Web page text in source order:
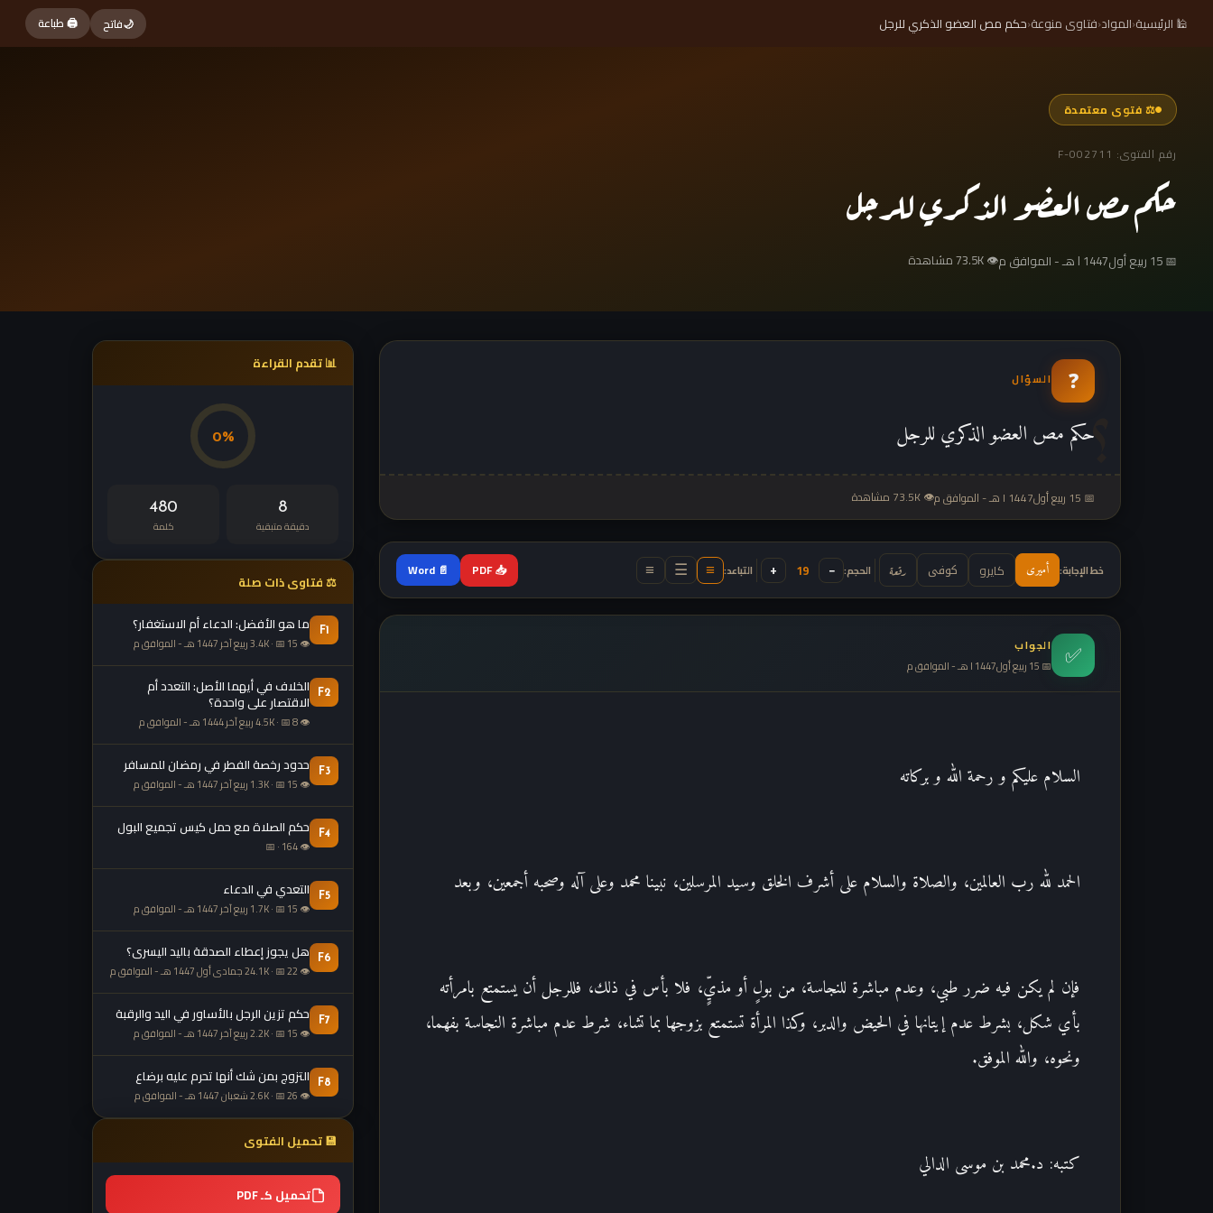
🕌 الرئيسية‹المواد‹فتاوى منوعة‹حكم مص العضو الذكري للرجل 🌙فاتح 🖨 طباعة
⚖ فتوى معتمدة
رقم الفتوى: F-002711
حكم مص العضو الذكري للرجل
📅 15 ربيع أولl 1447 هـ - الموافق م 👁 73.5K مشاهدة
❓ السؤال
حكم مص العضو الذكري للرجل
📅 15 ربيع أولl 1447 هـ - الموافق م 👁 73.5K مشاهدة
خط الإجابة: أميرى كايرو كوفى رقعة الحجم: −
19
+ التباعد: ≡
☰
≡
📥 PDF
📄 Word
✅
الجواب
📅 15 ربيع أولl 1447 هـ - الموافق م
السلام عليكم و رحمة الله و بركاته
الحمد لله رب العالمين، والصلاة والسلام على أشرف الخلق وسيد المرسلين، نبينا محمد وعلى آله وصحبه أجمعين، وبعد
فإن لم يكن فيه ضرر طبي، وعدم مباشرة للنجاسة، من بولٍ أو مذيٍّ، فلا بأس في ذلك، فللرجل أن يستمتع بامرأته
بأي شكل، بشرط عدم إيتانها في الحيض والدبر، وكذا المرأة تستمتع بزوجها بما تشاء، شرط عدم مباشرة النجاسة بفهما،
ونحوه، والله الموفق.
كتبه: د.محمد بن موسى الدالي
📊 تقدم القراءة
0%
8
دقيقة متبقية
480
كلمة
⚖ فتاوى ذات صلة
F1 ما هو الأفضل: الدعاء أم الاستغفار؟
👁 3.4K · 📅 15 ربيع آخر 1447 هـ - الموافق م
F2 الخلاف في أيهما الأصل: التعدد أم
الاقتصار على واحدة؟
👁 4.5K · 📅 8 ربيع آخر 1444 هـ - الموافق م
F3 حدود رخصة الفطر في رمضان للمسافر
👁 1.3K · 📅 15 ربيع آخر 1447 هـ - الموافق م
F4 حكم الصلاة مع حمل كيس تجميع البول
👁 164 · 📅
F5 التعدي في الدعاء
👁 1.7K · 📅 15 ربيع آخر 1447 هـ - الموافق م
F6 هل يجوز إعطاء الصدقة باليد اليسرى؟
👁 24.1K · 📅 22 جمادى أول 1447 هـ - الموافق م
F7 حكم تزين الرجل بالأساور في اليد والرقبة
👁 2.2K · 📅 15 ربيع آخر 1447 هـ - الموافق م
F8 التزوج بمن شك أنها تحرم عليه برضاع
👁 2.6K · 📅 26 شعبان 1447 هـ - الموافق م
💾 تحميل الفتوى
تحميل كـ PDF